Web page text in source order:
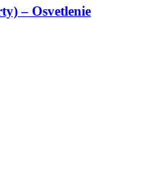
– Osvetlenie